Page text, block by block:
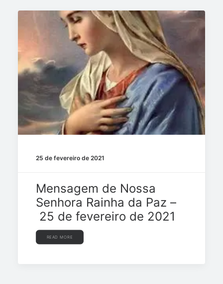
25 de fevereiro de 2021
Mensagem de Nossa
Senhora Rainha da Paz –
25 de fevereiro de 2021
READ MORE